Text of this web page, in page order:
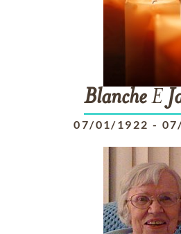
BlancheE
07/01/1922 -